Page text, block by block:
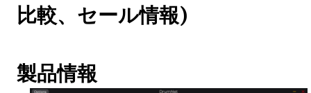
比較、セール情報)
製品情報